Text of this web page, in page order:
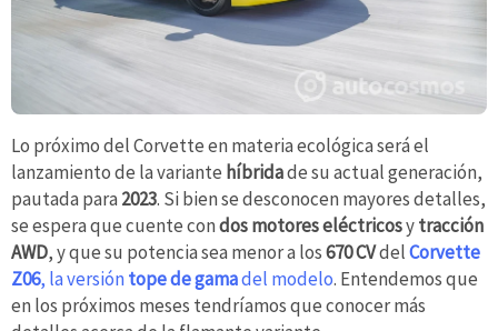
Lo próximo del Corvette en materia ecológica será el
lanzamiento de la variante híbridade su actual generación,
pautada para 2023. Si bien se desconocen mayores detalles,
se espera que cuente condos motores eléctricosytracción
AWD, y que su potencia sea menor a los670 CVdelCorvette
Z06, la versióntope de gamadel modelo. Entendemos que
en los próximos meses tendríamos que conocer más